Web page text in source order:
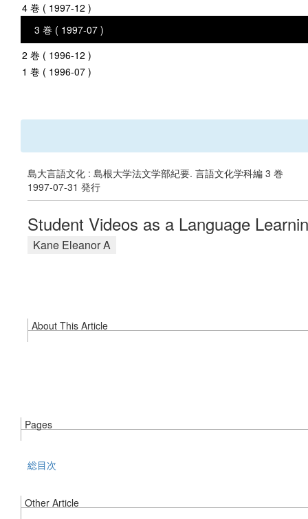
4 巻 ( 1997-12 )
3 巻 ( 1997-07 )
2 巻 ( 1996-12 )
1 巻 ( 1996-07 )
島大言語文化 : 島根大学法文学部紀要. 言語文化学科編 3 巻
1997-07-31 発行
Student Videos as a Language
Kane Eleanor A
About This Article
Pages
総目次
Other Article